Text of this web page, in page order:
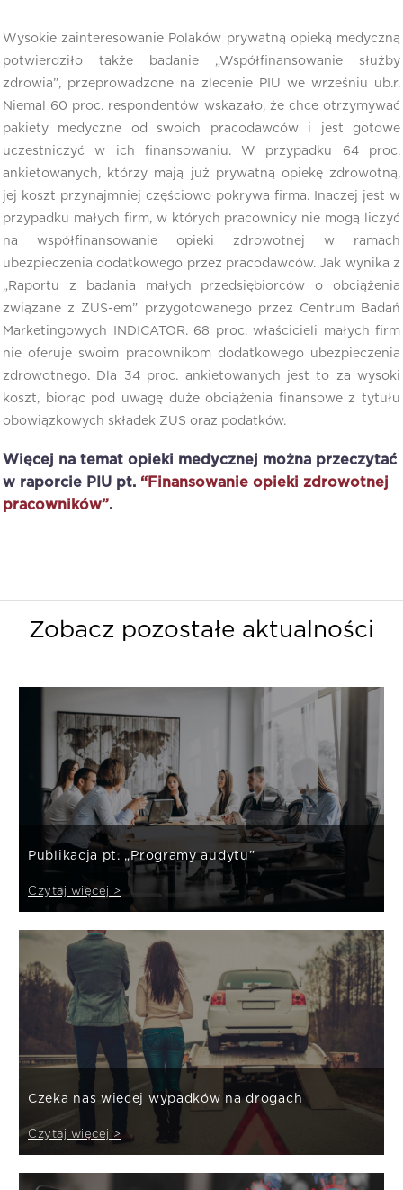
Wysokie zainteresowanie Polaków prywatną opieką medyczną
potwierdziło także badanie „Współfinansowanie służby
zdrowia”, przeprowadzone na zlecenie PIU we wrześniu ub.r.
Niemal 60 proc. respondentów wskazało, że chce otrzymywać
pakiety medyczne od swoich pracodawców i jest gotowe
uczestniczyć w ich finansowaniu. W przypadku 64 proc.
ankietowanych, którzy mają już prywatną opiekę zdrowotną,
jej koszt przynajmniej częściowo pokrywa firma. Inaczej jest w
przypadku małych firm, w których pracownicy nie mogą liczyć
na współfinansowanie opieki zdrowotnej w ramach
ubezpieczenia dodatkowego przez pracodawców. Jak wynika z
„Raportu z badania małych przedsiębiorców o obciążenia
związane z ZUS-em” przygotowanego przez Centrum Badań
Marketingowych INDICATOR. 68 proc. właścicieli małych firm
nie oferuje swoim pracownikom dodatkowego ubezpieczenia
zdrowotnego. Dla 34 proc. ankietowanych jest to za wysoki
koszt, biorąc pod uwagę duże obciążenia finansowe z tytułu
obowiązkowych składek ZUS oraz podatków.
Więcej na temat opieki medycznej można przeczytać
w raporcie PIU pt. “Finansowanie opieki zdrowotnej
pracowników”.
Zobacz pozostałe aktualności
Publikacja pt. „Programy audytu”
Czytaj więcej >
Czeka nas więcej wypadków na drogach
Czytaj więcej >